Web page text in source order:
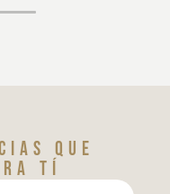
que
tí